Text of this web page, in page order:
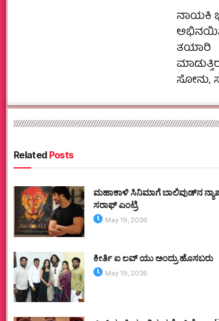
ನಾಯಕಿ
ತಯಾರಿ
ಸೋನು,
RelatedPosts
ಮಹಾಕಾಳಿ ಸಿನಿಮಾಗೆ ಬಾಲಿವುಡ್‌ನ
ಸರಾಫ್ ಎಂಟ್ರಿ
May 19, 2026
ಕೀರ್ತಿ ಐ ಲವ್ ಯು ಅಂದ್ರು ಹೊಸಬರು
May 19, 2026